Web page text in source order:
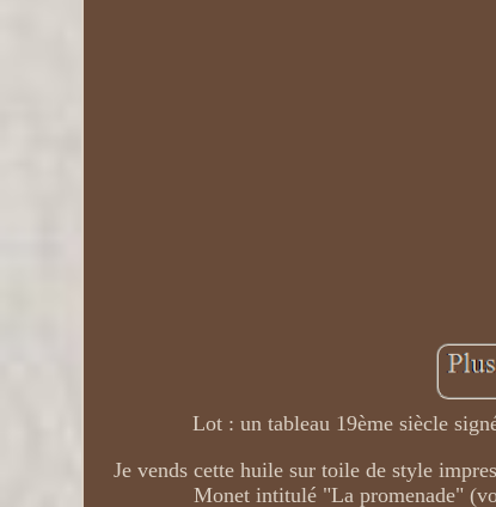
Lot : un tableau 19ème siècle
Je vends cette huile sur toile de style
Monet intitulé "La promenade"